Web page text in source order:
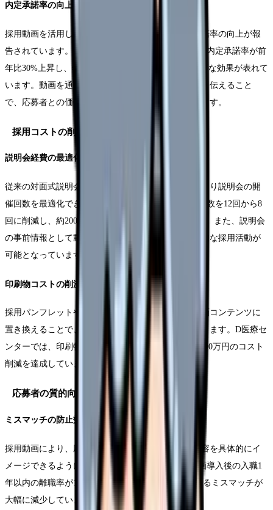
内定承諾率の向上
採用動画を活用している医療機関の多くで、内定承諾率の向上が報
告されています。B総合病院では、採用動画導入後の内定承諾率が前
年比30%上昇し、特に新卒看護師の採用において顕著な効果が表れて
います。動画を通じて病院の理念や教育体制を詳しく伝えること
で、応募者との価値観のマッチングが促進されています。
採用コストの削減効果
説明会経費の最適化
従来の対面式説明会と比較して、採用動画の活用により説明会の開
催回数を最適化できます。C病院では年間の説明会回数を12回から8
回に削減し、約200万円の経費削減を実現しています。また、説明会
の事前情報として動画を活用することで、より効率的な採用活動が
可能となっています。
印刷物コストの削減
採用パンフレットやリーフレットなどの印刷物を動画コンテンツに
置き換えることで、年間の印刷費用を大幅に削減できます。D医療セ
ンターでは、印刷物の発注量を60%削減し、年間約100万円のコスト
削減を達成しています。
応募者の質的向上
ミスマッチの防止効果
採用動画により、応募者は事前に職場環境や業務内容を具体的にイ
メージできるようになります。E病院では、採用動画導入後の入職1
年以内の離職率が15%から8%に低下し、採用におけるミスマッチが
大幅に減少しています。